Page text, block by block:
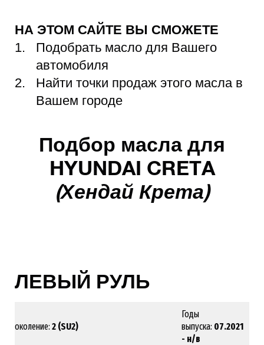
НА ЭТОМ САЙТЕ ВЫ СМОЖЕТЕ
Подобрать масло для Вашего
автомобиля
Найти точки продаж этого масла в
Вашем городе
Подбор масла для
HYUNDAI CRETA
(Хендай Крета)
ЛЕВЫЙ РУЛЬ
Поколение: 2 (SU2)
Годы
выпуска: 07.2021
- н/в